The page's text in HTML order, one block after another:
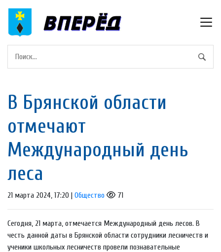
В Брянской области
отмечают
Международный день
леса
21 марта 2024, 17:20 | Общество 71
Сегодня, 21 марта, отмечается Международный день лесов. В
честь данной даты в Брянской области сотрудники лесничеств и
ученики школьных лесничеств провели познавательные